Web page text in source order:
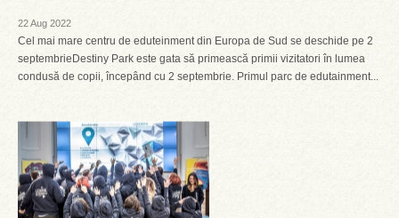
22 Aug 2022
Cel mai mare centru de eduteinment din Europa de Sud se deschide pe 2
septembrieDestiny Park este gata să primească primii vizitatori în lumea
condusă de copii, începând cu 2 septembrie. Primul parc de edutainment...